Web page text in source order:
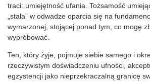
traci: umiejętność ufania. Tożsamość
„stała” w odwadze oparcia się na
wymarzonej, stojącej ponad tym, co mogę
wypróbować.
Ten, który żyje, pojmuje siebie samego i
rzeczywistym doświadczeniu ufności,
egzystencji jako nieprzekraczalną granicę